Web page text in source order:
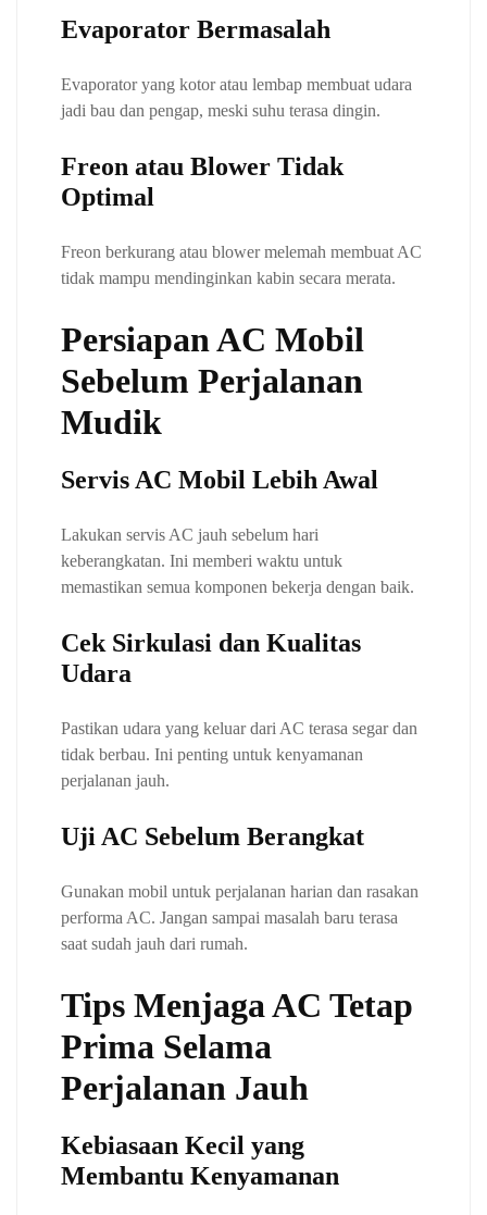
Evaporator Bermasalah
Evaporator yang kotor atau lembap membuat udara
jadi bau dan pengap, meski suhu terasa dingin.
Freon atau Blower Tidak
Optimal
Freon berkurang atau blower melemah membuat AC
tidak mampu mendinginkan kabin secara merata.
Persiapan AC Mobil
Sebelum Perjalanan
Mudik
Servis AC Mobil Lebih Awal
Lakukan servis AC jauh sebelum hari
keberangkatan. Ini memberi waktu untuk
memastikan semua komponen bekerja dengan baik.
Cek Sirkulasi dan Kualitas
Udara
Pastikan udara yang keluar dari AC terasa segar dan
tidak berbau. Ini penting untuk kenyamanan
perjalanan jauh.
Uji AC Sebelum Berangkat
Gunakan mobil untuk perjalanan harian dan rasakan
performa AC. Jangan sampai masalah baru terasa
saat sudah jauh dari rumah.
Tips Menjaga AC Tetap
Prima Selama
Perjalanan Jauh
Kebiasaan Kecil yang
Membantu Kenyamanan